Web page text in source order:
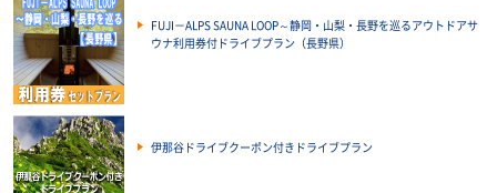
FUJI－ALPS SAUNA LOOP～静岡・山梨・長野を巡るアウトドアサ
ウナ利用券付ドライブプラン（長野県）
伊那谷ドライブクーポン付きドライブプラン